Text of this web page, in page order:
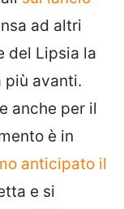
ad altri
del Lipsia la
più avanti.
anche per il
è in
anticipato il
e si